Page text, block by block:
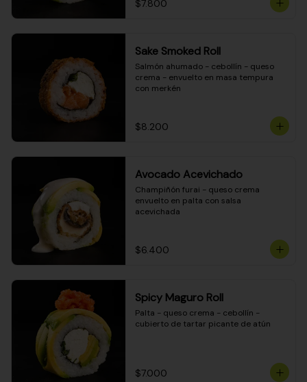
$7.800
Sake Smoked Roll
Salmón ahumado - cebollín - queso
crema - envuelto en masa tempura
con merkén
$8.200
Avocado Acevichado
Champiñón furai - queso crema
envuelto en palta con salsa
acevichada
$6.400
Spicy Maguro Roll
Palta - queso crema - cebollín -
cubierto de tartar picante de atún
$7.000